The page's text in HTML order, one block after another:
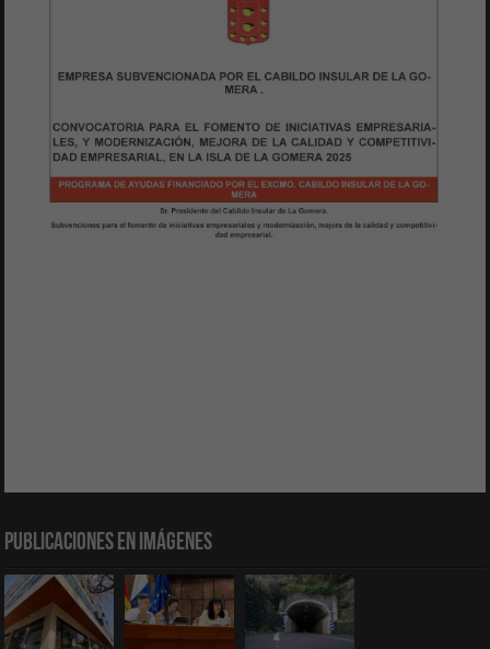
Publicaciones en Imágenes